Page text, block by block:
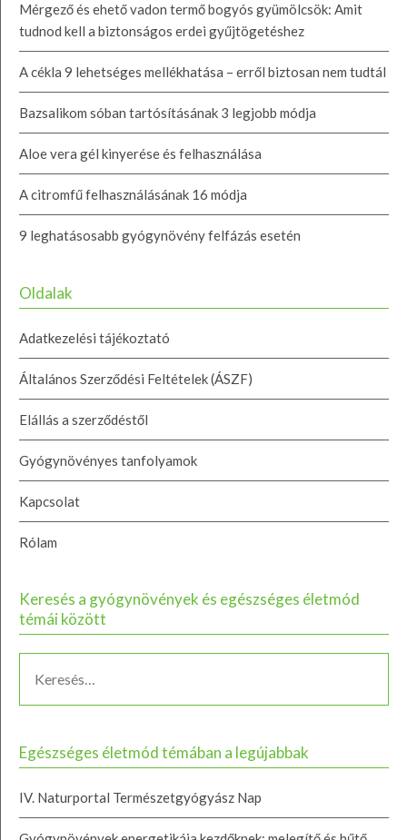
Mérgező és ehető vadon termő bogyós gyümölcsök: Amit
tudnod kell a biztonságos erdei gyűjtögetéshez
A cékla 9 lehetséges mellékhatása – erről biztosan nem tudtál
Bazsalikom sóban tartósításának 3 legjobb módja
Aloe vera gél kinyerése és felhasználása
A citromfű felhasználásának 16 módja
9 leghatásosabb gyógynövény felfázás esetén
Oldalak
Adatkezelési tájékoztató
Általános Szerződési Feltételek (ÁSZF)
Elállás a szerződéstől
Gyógynövényes tanfolyamok
Kapcsolat
Rólam
Keresés a gyógynövények és egészséges életmód
témái között
Egészséges életmód témában a legújabbak
IV. Naturportal Természetgyógyász Nap